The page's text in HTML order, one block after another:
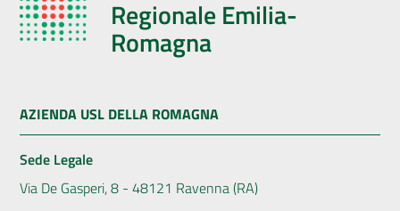
Regionale Emilia-
Romagna
AZIENDA USL DELLA ROMAGNA
Sede Legale
Via De Gasperi, 8 - 48121 Ravenna (RA)